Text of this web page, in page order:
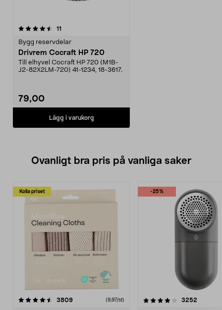
11
Bygg reservdelar
Drivrem Cocraft HP 720
Till elhyvel Cocraft HP 720 (M1B-
J2-82X2LM-720) 41-1234, 18-3617.
79,00
Lägg i varukorg
Ovanligt bra pris på vanliga saker
Kolla priset
3809recensioner (9,97/st)
-25%
4.0av 5 stjärnor 3252
4.5av 5 stjärnor